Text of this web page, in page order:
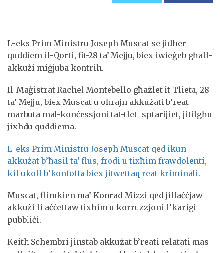
L-eks Prim Ministru Joseph Muscat se jidher
quddiem il-Qorti, fit-28 ta’ Mejju, biex iwieġeb għall-
akkużi miġjuba kontrih.
Il-Maġistrat Rachel Montebello għażlet it-Tlieta, 28
ta’ Mejju, biex Muscat u oħrajn akkużati b’reat
marbuta mal-konċessjoni tat-tlett sptarijiet, jitilgħu
jixhdu quddiema.
L-eks Prim Ministru Joseph Muscat qed ikun
akkużat b’ħasil ta’ flus, frodi u tixħim frawdolenti,
kif ukoll b’konfoffa biex jitwettaq reat kriminali.
Muscat, flimkien ma’ Konrad Mizzi qed jiffaċċjaw
akkużi li aċċettaw tixħim u korruzzjoni f’karigi
pubbliċi.
Keith Schembri jinstab akkużat b’reati relatati mas-